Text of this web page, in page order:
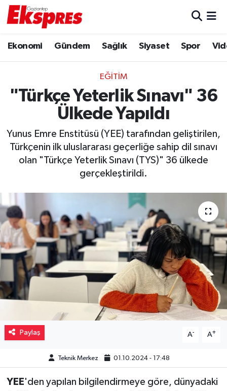
Ekonomi Gündem Sağlık Siyaset Spor
EĞITIM
"Türkçe Yeterlik Sınavı" 36
Ülkede Yapıldı
Yunus Emre Enstitüsü (YEE) tarafından geliştirilen,
Türkçenin ilk uluslararası geçerliğe sahip dil sınavı
olan "Türkçe Yeterlik Sınavı (TYS)" 36 ülkede
gerçekleştirildi.
Paylaş A- A+
Teknik Merkez 01.10.2024 - 17:48
YEE'den yapılan bilgilendirmeye göre, dünyadaki
Ekonomi
Gaziantep son dakika
Gündem
Haberler
Kültür Sanat
Magazin
Müzik
Piyasa
Resmi İlanlar
Sağlık
Trafik Durumu
Puan Durumu ve Fikstür
Tüm Manşetler
Son Dakika Haberleri
Haber Arşivi